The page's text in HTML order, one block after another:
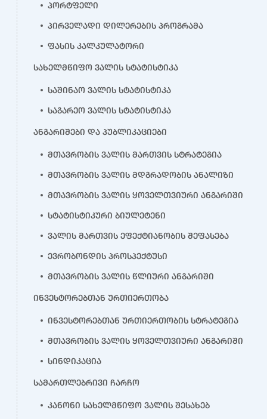
პორტფელი
პირველადი დილერების პროგრამა
ფასის კალკულატორი
სახელმწიფო ვალის სტატისტიკა
საშინაო ვალის სტატისტიკა
საგარეო ვალის სტატისტიკა
ანგარიშები და პუბლიკაციები
მთავრობის ვალის მართვის სტრატეგია
მთავრობის ვალის მდგრადობის ანალიზი
მთავრობის ვალის ყოველთვიური ანგარიში
სტატისტიკური ბიულეტენი
ვალის მართვის ეფექტიანობის შეფასება
ევრობონდის პროსპექტუსი
მთავრობის ვალის წლიური ანგარიში
ინვესტორებთან ურთიერთობა
ინვესტორებთან ურთიერთობის სტრატეგია
მთავრობის ვალის ყოველთვიური ანგარიში
სინდიკაცია
სამართლებრივი ჩარჩო
კანონი სახელმწიფო ვალის შესახებ